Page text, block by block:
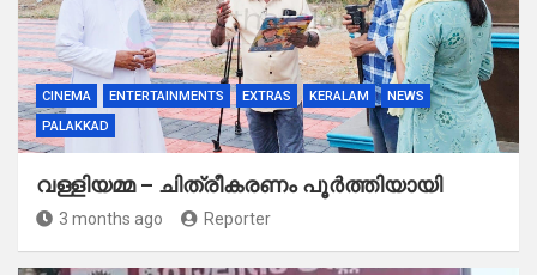
CINEMA ENTERTAINMENTS EXTRAS KERALAM
NEWS
PALAKKAD
വള്ളിയമ്മ – ചിത്രീകരണം പൂർത്തിയായി
3 months ago Reporter